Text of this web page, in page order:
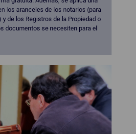
los aranceles de los notarios (para
de los Registros de la Propiedad o
documentos se necesiten para el